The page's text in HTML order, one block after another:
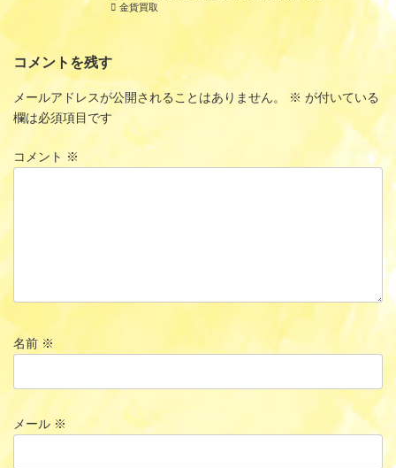
金貨買取
コメントを残す
メールアドレスが公開されることはありません。 ※ が付いている
欄は必須項目です
コメント ※
名前※
メール ※